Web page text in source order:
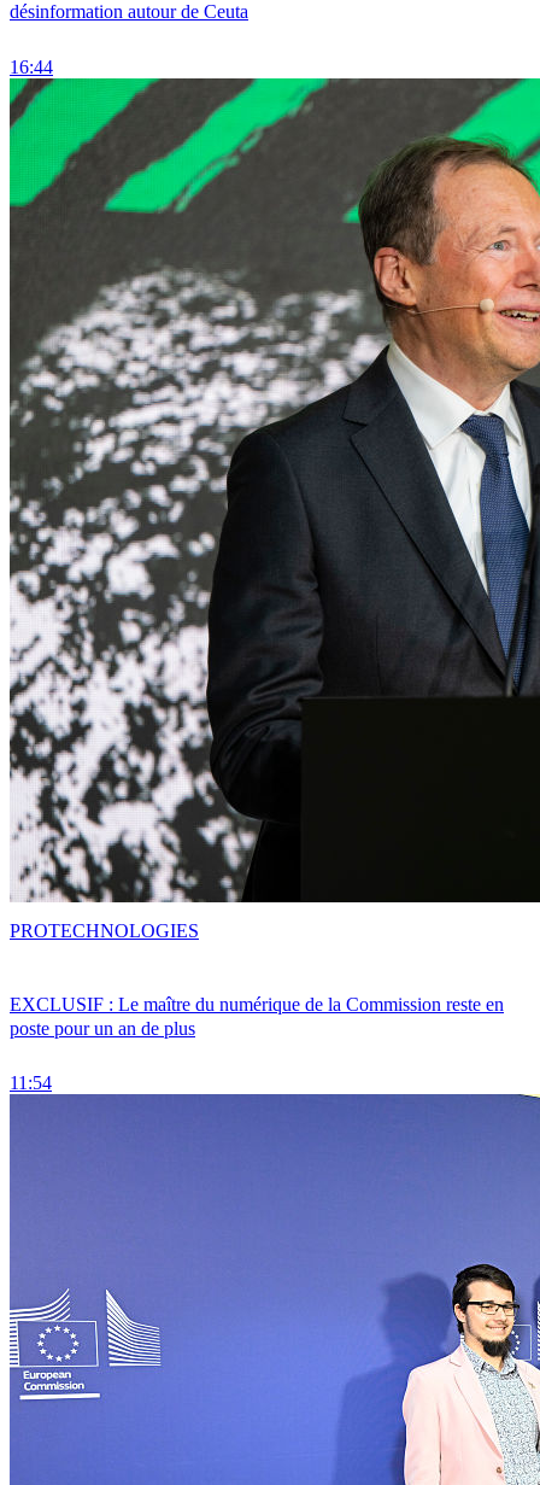
désinformation autour de Ceuta
16:44
EXCLUSIF : Le maître du numérique de la Commission reste en
poste pour un an de plus
11:54
PROTECHNOLOGIES